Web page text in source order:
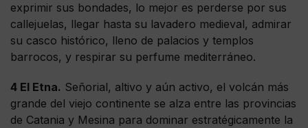
exprimir sus bondades, lo mejor es perderse por sus
callejuelas, llegar hasta su lavadero medieval, admirar
su casco histórico, lleno de palacios y templos
barrocos, y respirar su perfume mediterráneo.
4 El Etna. Señorial, altivo y aún activo, el volcán más
grande del viejo continente se alza entre las provincias
de Catania y Mesina para dominar estratégicamente la